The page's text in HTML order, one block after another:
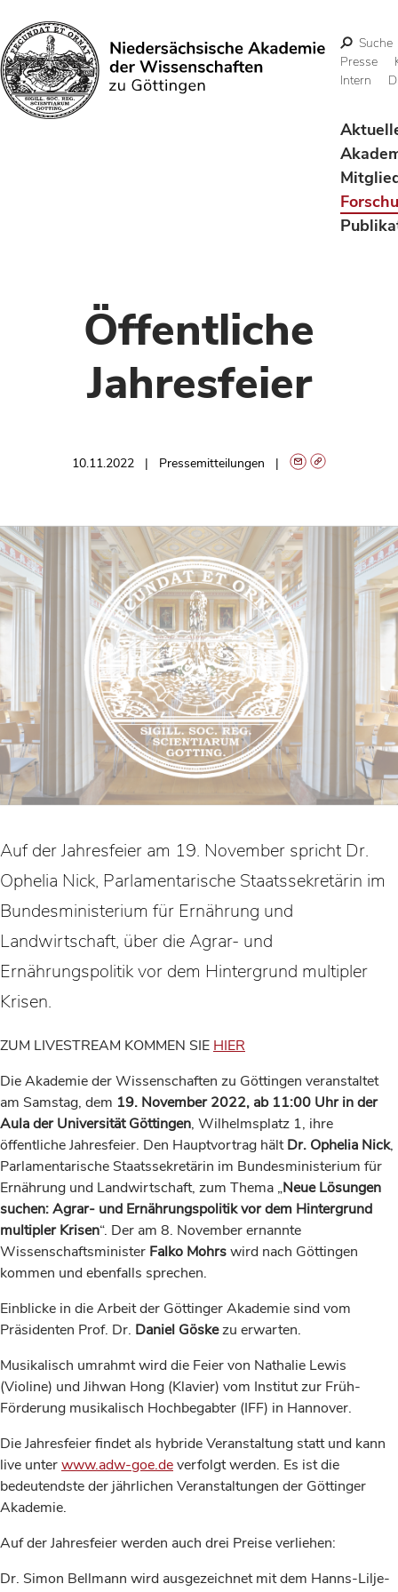
Suchen
Suche
Presse
Intern
Öffentliche
Jahresfeier
10.11.2022 Pressemitteilungen
Auf der Jahresfeier am 19. November spricht Dr.
Ophelia Nick, Parlamentarische Staatssekretärin im
Bundesministerium für Ernährung und
Landwirtschaft, über die Agrar- und
Ernährungspolitik vor dem Hintergrund multipler
Krisen.
ZUM LIVESTREAM KOMMEN SIE HIER
Die Akademie der Wissenschaften zu Göttingen veranstaltet
am Samstag, dem 19. November 2022, ab 11:00 Uhr in der
Aula der Universität Göttingen, Wilhelmsplatz 1, ihre
öffentliche Jahresfeier. Den Hauptvortrag hältDr. Ophelia Nick,
Parlamentarische Staatssekretärin im Bundesministerium für
Ernährung und Landwirtschaft, zum Thema „Neue Lösungen
suchen: Agrar- und Ernährungspolitik vor dem Hintergrund
multipler Krisen“. Der am 8. November ernannte
Wissenschaftsminister Falko Mohrswird nach Göttingen
kommen und ebenfalls sprechen.
Einblicke in die Arbeit der Göttinger Akademie sind vom
Präsidenten Prof. Dr. Daniel Göskezu erwarten.
Musikalisch umrahmt wird die Feier von Nathalie Lewis
(Violine) und Jihwan Hong (Klavier) vom Institut zur Früh-
Förderung musikalisch Hochbegabter (IFF) in Hannover.
Die Jahresfeier findet als hybride Veranstaltung statt und kann
live unterwww.adw-goe.deverfolgt werden. Es ist die
bedeutendste der jährlichen Veranstaltungen der Göttinger
Akademie.
Auf der Jahresfeier werden auch drei Preise verliehen:
Dr. Simon Bellmann wird ausgezeichnet mit dem Hanns-Lilje-